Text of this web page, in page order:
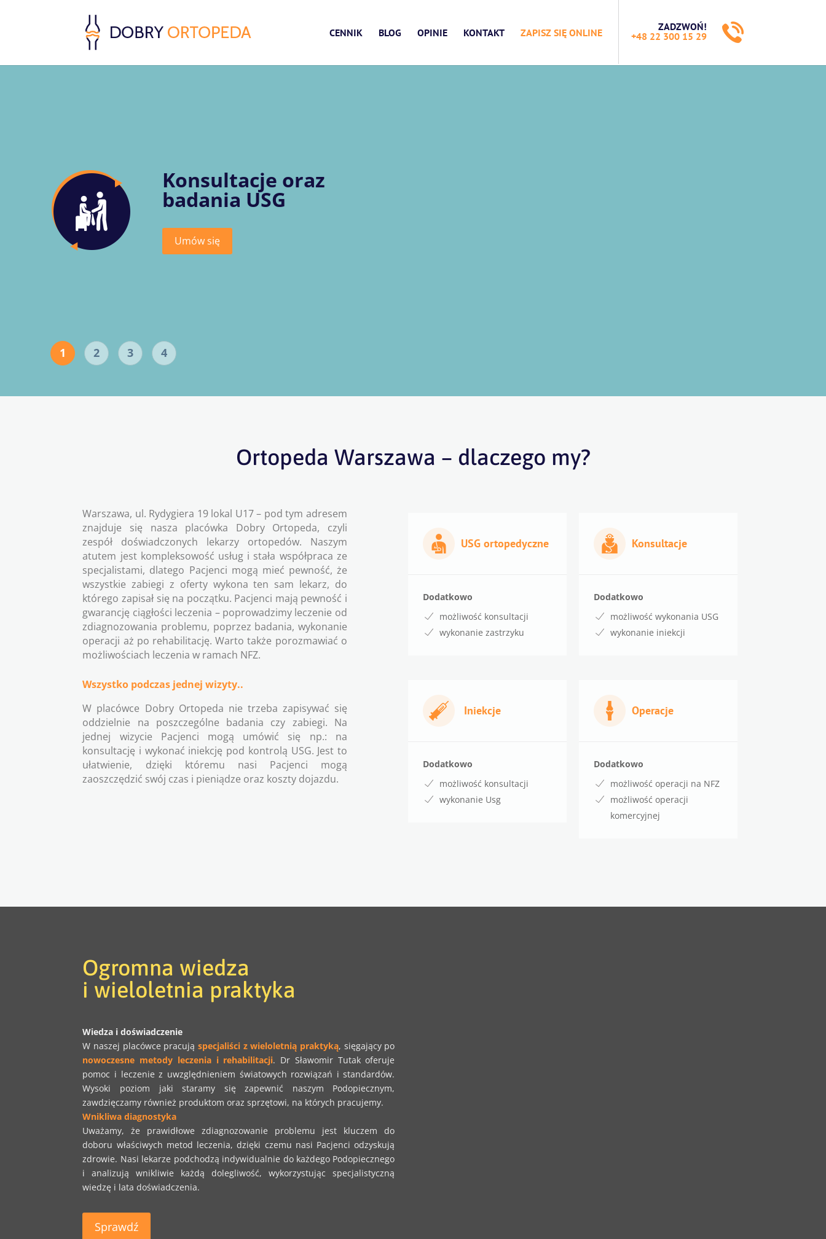
CENNIK BLOG OPINIE KONTAKT ZAPISZ SIĘ ONLINE
ZADZWOŃ!
+48 22 300 15 29
Konsultacje oraz
badania USG
Umów się
1 2 3 4
Ortopeda Warszawa – dlaczego my?
Warszawa, ul. Rydygiera 19 lokal U17 – pod tym adresem
znajduje się nasza placówka Dobry Ortopeda, czyli
zespół doświadczonych lekarzy ortopedów. Naszym
atutem jest kompleksowość usług i stała współpraca ze
specjalistami, dlatego Pacjenci mogą mieć pewność, że
wszystkie zabiegi z oferty wykona ten sam lekarz, do
którego zapisał się na początku. Pacjenci mają pewność i
gwarancję ciągłości leczenia – poprowadzimy leczenie od
zdiagnozowania problemu, poprzez badania, wykonanie
operacji aż po rehabilitację. Warto także porozmawiać o
możliwościach leczenia w ramach NFZ.
Wszystko podczas jednej wizyty..
W placówce Dobry Ortopeda nie trzeba zapisywać się
oddzielnie na poszczególne badania czy zabiegi. Na
jednej wizycie Pacjenci mogą umówić się np.: na
konsultację i wykonać iniekcję pod kontrolą USG. Jest to
ułatwienie, dzięki któremu nasi Pacjenci mogą
zaoszczędzić swój czas i pieniądze oraz koszty dojazdu.
USG ortopedyczne
Dodatkowo
możliwość konsultacji
wykonanie zastrzyku
Konsultacje
Dodatkowo
możliwość wykonania USG
wykonanie iniekcji
Iniekcje
Dodatkowo
możliwość konsultacji
wykonanie Usg
Operacje
Dodatkowo
możliwość operacji na NFZ
możliwość operacji
komercyjnej
Ogromna wiedza
i wieloletnia praktyka
Wiedza i doświadczenie
W naszej placówce pracująspecjaliści z wieloletnią praktyką, sięgający po
nowoczesne metody leczenia i rehabilitacji. Dr Sławomir Tutak oferuje
pomoc i leczenie z uwzględnieniem światowych rozwiązań i standardów.
Wysoki poziom jaki staramy się zapewnić naszym Podopiecznym,
zawdzięczamy również produktom oraz sprzętowi, na których pracujemy.
Wnikliwa diagnostyka
Uważamy, że prawidłowe zdiagnozowanie problemu jest kluczem do
doboru właściwych metod leczenia, dzięki czemu nasi Pacjenci odzyskują
zdrowie. Nasi lekarze podchodzą indywidualnie do każdego Podopiecznego
i analizują wnikliwie każdą dolegliwość, wykorzystując specjalistyczną
wiedzę i lata doświadczenia.
Sprawdź